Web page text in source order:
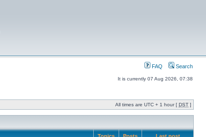
FAQ Search
It is currently 07 Aug 2026, 07:38
All times are UTC + 1 hour [ DST ]